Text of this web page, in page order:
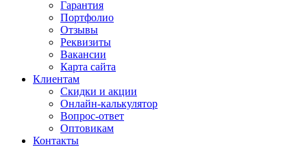
Гарантия
Портфолио
Отзывы
Реквизиты
Вакансии
Карта сайта
Клиентам
Скидки и акции
Онлайн-калькулятор
Вопрос-ответ
Оптовикам
Контакты